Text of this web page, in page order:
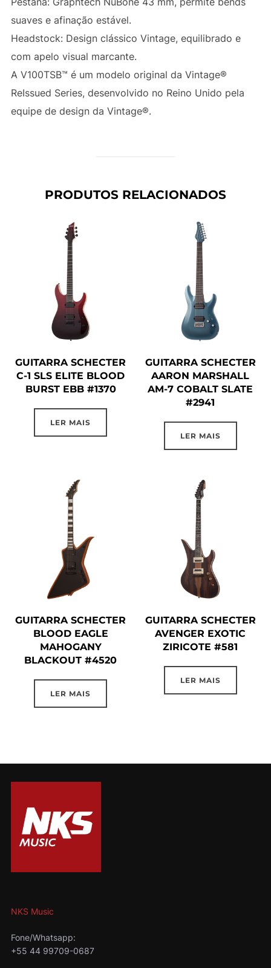
suaves e afinação estável.
Headstock: Design clássico Vintage, equilibrado e
com apelo visual marcante.
A V100TSB™ é um modelo original da Vintage®
ReIssued Series, desenvolvido no Reino Unido pela
equipe de design da Vintage®.
PRODUTOS RELACIONADOS
GUITARRA SCHECTER
C-1 SLS ELITE BLOOD
BURST EBB #1370
LER MAIS
GUITARRA SCHECTER
AARON MARSHALL
AM-7 COBALT SLATE
#2941
LER MAIS
GUITARRA SCHECTER
BLOOD EAGLE
MAHOGANY
BLACKOUT #4520
LER MAIS
GUITARRA SCHECTER
AVENGER EXOTIC
ZIRICOTE #581
LER MAIS
NKS Music
Fone/Whatsapp:
+55 44 99709-0687